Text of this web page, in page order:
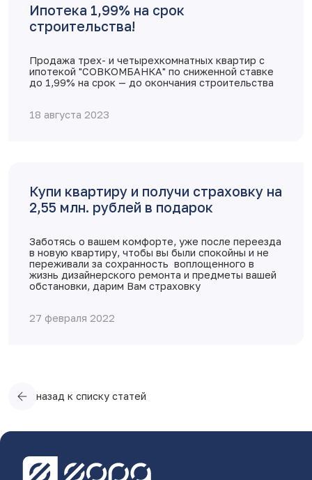
Ипотека 1,99% на срок
строительства!
Продажа трех- и четырехкомнатных квартир с
ипотекой "СОВКОМБАНКА" по сниженной ставке
до 1,99% на срок — до окончания строительства
18 августа 2023
Купи квартиру и получи страховку на
2,55 млн. рублей в подарок
Заботясь о вашем комфорте, уже после переезда
в новую квартиру, чтобы вы были спокойны и не
переживали за сохранность воплощенного в
жизнь дизайнерского ремонта и предметы вашей
обстановки, дарим Вам страховку
27 февраля 2022
назад к списку статей